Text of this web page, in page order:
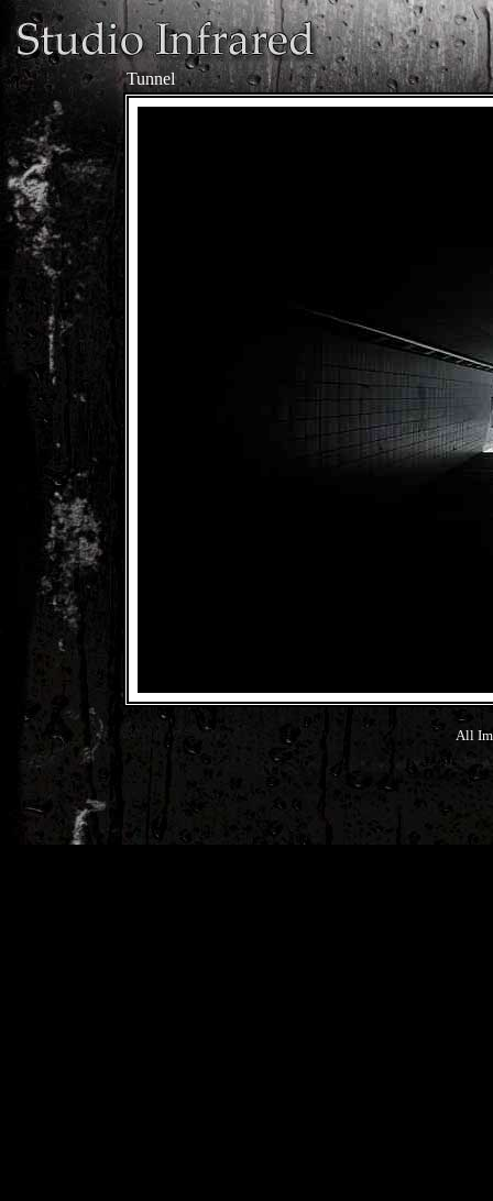
Tunnel
All